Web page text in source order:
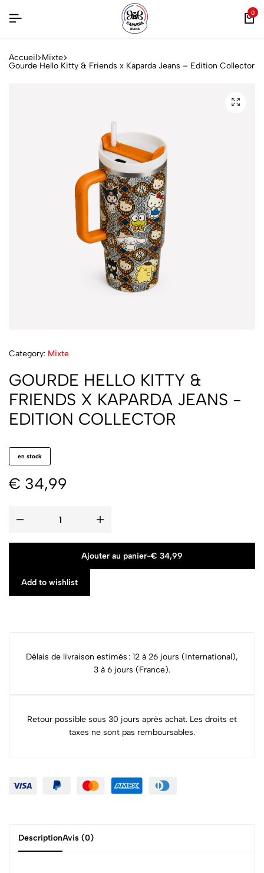
0
Accueil Mixte
Gourde Hello Kitty & Friends x Kaparda Jeans – Edition Collector
Category: Mixte
GOURDE HELLO KITTY &
FRIENDS X KAPARDA JEANS -
EDITION COLLECTOR
en stock
€ 34,99
Ajouter au panier-€ 34,99
Add to wishlist
Délais de livraison estimés : 12 à 26 jours (International),
3 à 6 jours (France).
Retour possible sous 30 jours après achat. Les droits et
taxes ne sont pas remboursables.
DescriptionAvis (0)